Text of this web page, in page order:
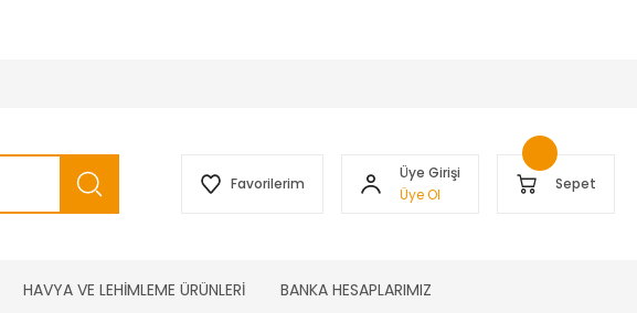
Favorilerim
Üye Girişi
Üye Ol
Sepet
HAVYA VE LEHİMLEME ÜRÜNLERİ BANKA HESAPLARIMIZ